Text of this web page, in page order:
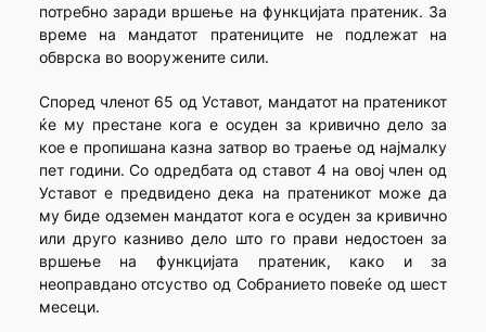
потребно заради вршење на функцијата пратеник. За
време на мандатот пратениците не подлежат на
обврска во вооружените сили.
Според членот 65 од Уставот, мандатот на пратеникот
ќе му престане кога е осуден за кривично дело за
кое е пропишана казна затвор во траење од најмалку
пет години. Со одредбата од ставот 4 на овој член од
Уставот е предвидено дека на пратеникот може да
му биде одземен мандатот кога е осуден за кривично
или друго казниво дело што го прави недостоен за
вршење на функцијата пратеник, како и за
неоправдано отсуство од Собранието повеќе од шест
месеци.